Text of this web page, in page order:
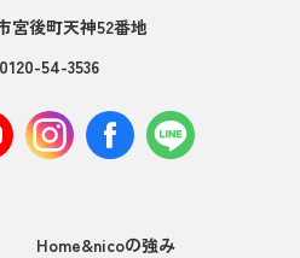
宮後町天神52番地
0120-54-3536
Home&nicoの強み